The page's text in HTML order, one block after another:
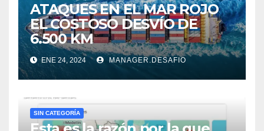
ATAQUES EN EL MAR ROJO
EL COSTOSO DESVÍO DE
6.500 KM
ENE 24, 2024 MANAGER.DESAFIO
SIN CATEGORÍA